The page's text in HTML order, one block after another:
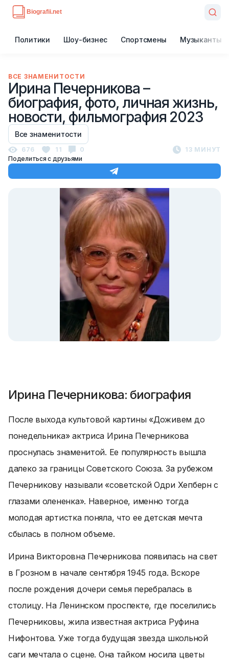
Политики Шоу-бизнес Спортсмены Музыканты
ВСЕ ЗНАМЕНИТОСТИ
Ирина Печерникова –
биография, фото, личная жизнь,
новости, фильмография 2023
Все знаменитости
676 11 0
13 МИНУТ
Поделиться с друзьями
Ирина Печерникова: биография
После выхода культовой картины «Доживем до
понедельника» актриса Ирина Печерникова
проснулась знаменитой. Ее популярность вышла
далеко за границы Советского Союза. За рубежом
Печерникову называли «советской Одри Хепберн с
глазами олененка». Наверное, именно тогда
молодая артистка поняла, что ее детская мечта
сбылась в полном объеме.
Ирина Викторовна Печерникова появилась на свет
в Грозном в начале сентября 1945 года. Вскоре
после рождения дочери семья перебралась в
столицу. На Ленинском проспекте, где поселились
Печерниковы, жила известная актриса Руфина
Нифонтова. Уже тогда будущая звезда школьной
саги мечтала о сцене. Она тайком носила цветы